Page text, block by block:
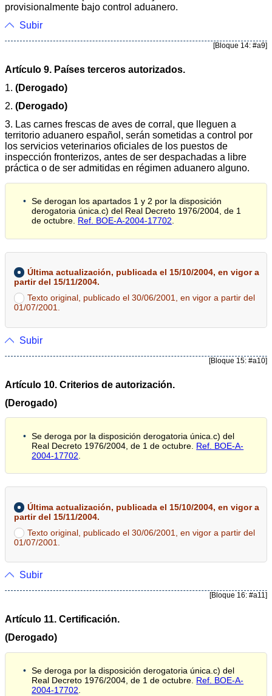
provisionalmente bajo control aduanero.
Subir
[Bloque 14: #a9]
Artículo 9. Países terceros autorizados.
1. (Derogado)
2. (Derogado)
3. Las carnes frescas de aves de corral, que lleguen a
territorio aduanero español, serán sometidas a control por
los servicios veterinarios oficiales de los puestos de
inspección fronterizos, antes de ser despachadas a libre
práctica o de ser admitidas en régimen aduanero alguno.
Se derogan los apartados 1 y 2 por la disposición
derogatoria única.c) del Real Decreto 1976/2004, de 1
de octubre. Ref. BOE-A-2004-17702.
Última actualización, publicada el 15/10/2004, en vigor a
partir del 15/11/2004.
Texto original, publicado el 30/06/2001, en vigor a partir del
01/07/2001.
Subir
[Bloque 15: #a10]
Artículo 10. Criterios de autorización.
(Derogado)
Se deroga por la disposición derogatoria única.c) del
Real Decreto 1976/2004, de 1 de octubre. Ref. BOE-A-
2004-17702
Última actualización, publicada el 15/10/2004, en vigor a
partir del 15/11/2004.
Texto original, publicado el 30/06/2001, en vigor a partir del
01/07/2001.
Subir
[Bloque 16: #a11]
Artículo 11. Certificación.
(Derogado)
Se deroga por la disposición derogatoria única.c) del
Real Decreto 1976/2004, de 1 de octubre. Ref. BOE-A-
2004-17702.